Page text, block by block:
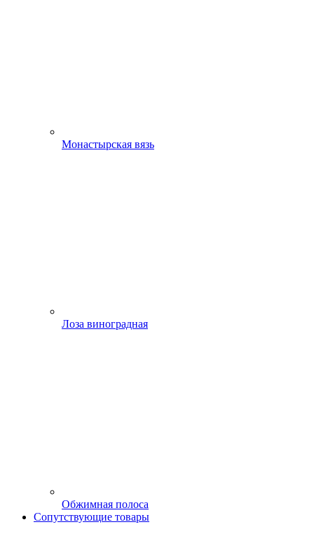
Монастырская вязь
Лоза виноградная
Обжимная полоса
Сопутствующие товары